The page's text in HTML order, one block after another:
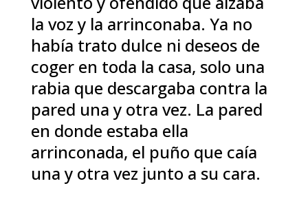
la voz y la arrinconaba. Ya no
había trato dulce ni deseos de
coger en toda la casa, solo una
rabia que descargaba contra la
pared una y otra vez. La pared
en donde estaba ella
arrinconada, el puño que caía
una y otra vez junto a su cara.